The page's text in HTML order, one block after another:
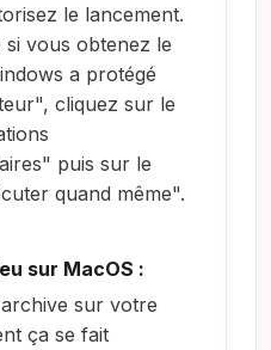
le lancement.
si vous obtenez le
a protégé
cliquez sur le
puis sur le
quand même".
sur MacOS :
sur votre
ça se fait